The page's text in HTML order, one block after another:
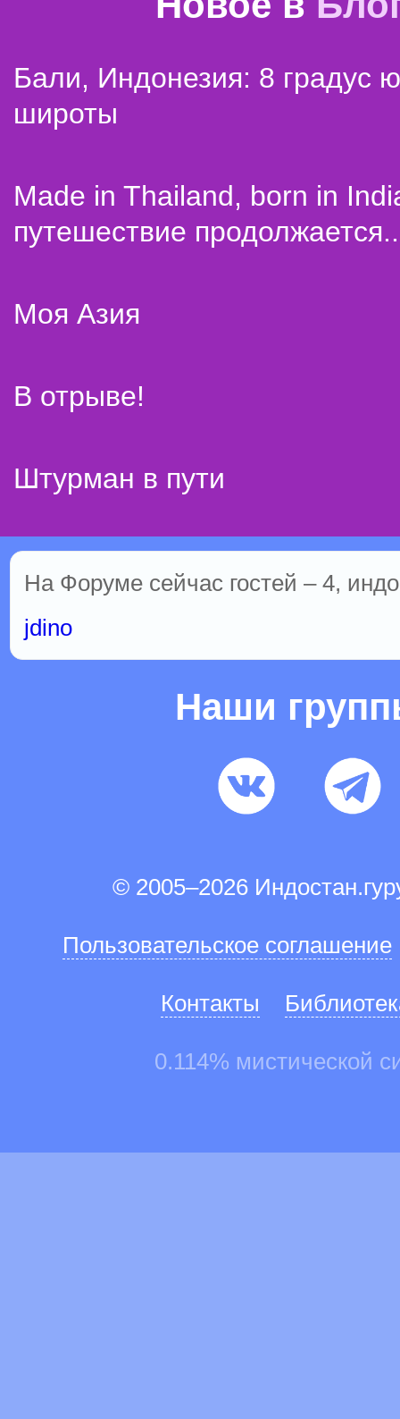
Бали, Индонезия: 8 градус
широты
Made in Thailand, born in
путешествие
Моя Азия
В отрыве!
Штурман в пути
На Форуме сейчас гостей – 4,
jdino
Наши
© 2005–2026
Пользовательское соглашение
Контакты
0.114% мистической